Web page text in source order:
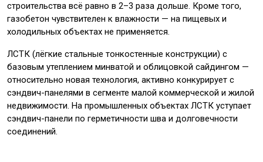
строительства всё равно в 2–3 раза дольше. Кроме того,
газобетон чувствителен к влажности — на пищевых и
холодильных объектах не применяется.
ЛСТК (лёгкие стальные тонкостенные конструкции) с
базовым утеплением минватой и облицовкой сайдингом —
относительно новая технология, активно конкурирует с
сэндвич-панелями в сегменте малой коммерческой и жилой
недвижимости. На промышленных объектах ЛСТК уступает
сэндвич-панели по герметичности шва и долговечности
соединений.